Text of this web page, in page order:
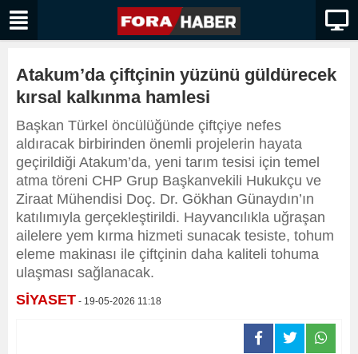
Atakum’da çiftçinin yüzünü güldürecek
kırsal kalkınma hamlesi
Başkan Türkel öncülüğünde çiftçiye nefes
aldıracak birbirinden önemli projelerin hayata
geçirildiği Atakum’da, yeni tarım tesisi için temel
atma töreni CHP Grup Başkanvekili Hukukçu ve
Ziraat Mühendisi Doç. Dr. Gökhan Günaydın’ın
katılımıyla gerçekleştirildi. Hayvancılıkla uğraşan
ailelere yem kırma hizmeti sunacak tesiste, tohum
eleme makinası ile çiftçinin daha kaliteli tohuma
ulaşması sağlanacak.
SİYASET - 19-05-2026 11:18